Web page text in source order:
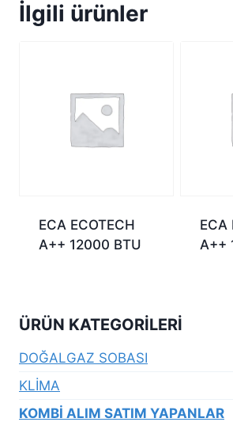
İlgili ürünler
ECA ECOTECH
A++ 12000 BTU
ECA
A++
ÜRÜN KATEGORILERI
DOĞALGAZ SOBASI
KLİMA
KOMBİ ALIM SATIM YAPANLAR